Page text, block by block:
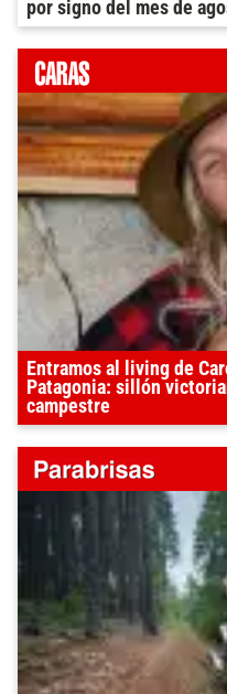
por signo del mes de
Entramos al living de
Patagonia: sillón
campestre